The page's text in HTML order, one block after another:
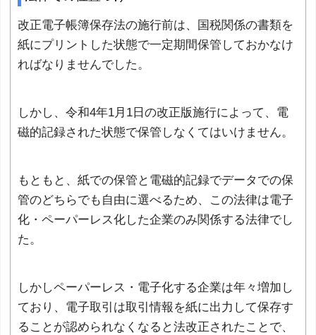
改正電子帳簿保存法の施行前は、国税関係の書類を
紙にプリントした状態で一定期間保管しておかなけ
ればなりませんでした。
しかし、令和4年1月1日の改正版施行によって、電
磁的記録された状態で保管しなくてはいけません。
もともと、紙での保管と電磁的記録でデータでの保
管のどちらでも自由に選べるため、この法律は電子
化・ペーパーレス化した企業のみ関係する法律でし
た。
しかしペーパーレス・電子化する企業は年々増加し
ており、電子取引は取引情報を紙に出力して保存す
ることが認められなくなると法改正されたことで、